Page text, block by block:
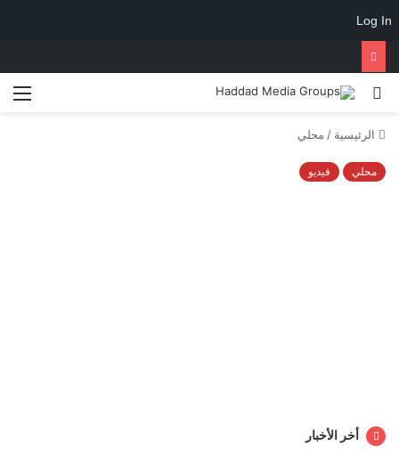
Log In
الرئيسية / محلي
محلي فيديو
أخر الأخبار